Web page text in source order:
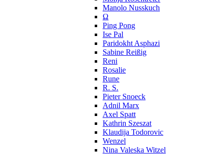
Manolo Nusskuch
Ω
Ping Pong
Ise Pal
Paridokht Asphazi
Sabine Reißig
Reni
Rosalie
Rune
R. S.
Pieter Snoeck
Adnil Marx
Axel Spatt
Kathrin Szeszat
Klaudija Todorovic
Wenzel
Nina Valeska Witzel